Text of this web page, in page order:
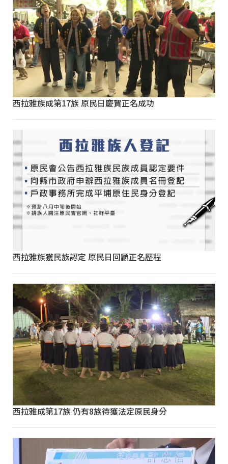
西拉雅族成第17族 原民日慶賀正名成功
西拉雅族獲民族認定 原民日回顧正名歷程
西拉雅成第17族 仍有8族待獲法定原民身分